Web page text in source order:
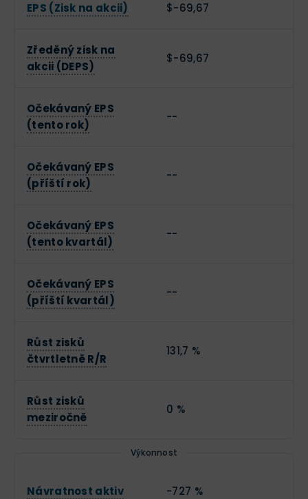
EPS (Zisk na akcii) $-69,67
Zředěný zisk na
akcii (DEPS)
$-69,67
Očekávaný EPS
(tento rok)
--
Očekávaný EPS
(příští rok)
--
Očekávaný EPS
(tento kvartál)
--
Očekávaný EPS
(příští kvartál)
--
Růst zisků
čtvrtletně R/R
131,7 %
Růst zisků
meziročně
0 %
Výkonnost
Návratnost aktiv -727 %